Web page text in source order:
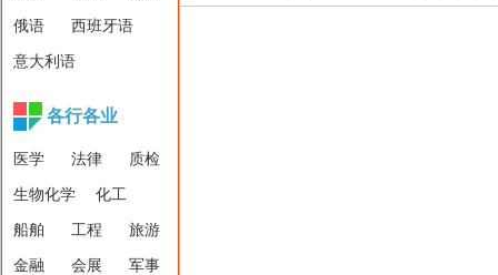
俄语 西班牙语
意大利语
各行各业
医学 法律 质检
生物化学 化工
船舶 工程 旅游
金融 会展 军事